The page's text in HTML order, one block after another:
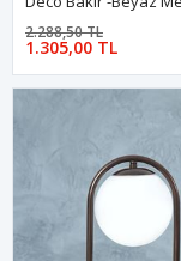
1.305,00 TL
2.288,50 TL